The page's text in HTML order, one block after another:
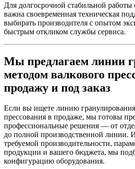
Для долгосрочной стабильной работы
важна своевременная техническая
выбирать производителя с опытом
быстрым откликом службы сервиса.
Мы предлагаем линии
методом валкового
продажу и под заказ
Если вы ищете линию
прессования в продаже, мы готовы
профессиональные решения — от
до полной производственной линии.
требуемой производительности,
продукции и вашего бюджета, мы
конфигурацию оборудования.